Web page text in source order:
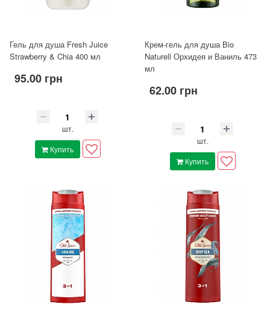
Гель для душа Fresh Juice
Strawberry & Chia 400 мл
95.00 грн
шт.
Купить
Крем-гель для душа Bio
Naturell Орхидея и Ваниль 473
мл
62.00 грн
шт.
Купить